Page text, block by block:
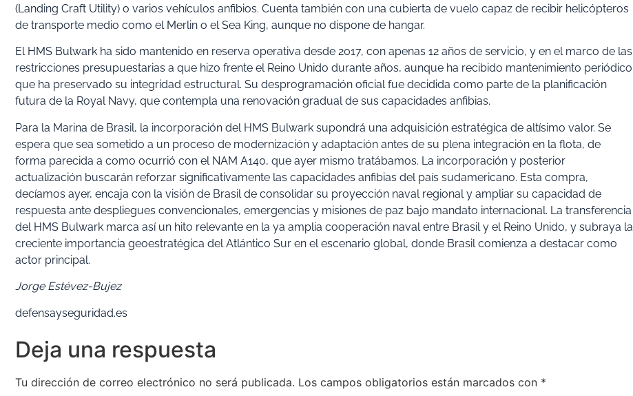
(Landing Craft Utility) o varios vehículos anfibios. Cuenta también con una cubierta de vuelo capaz de recibir helicópteros
de transporte medio como el Merlin o el Sea King, aunque no dispone de hangar.
El HMS Bulwark ha sido mantenido en reserva operativa desde 2017, con apenas 12 años de servicio, y en el marco de las
restricciones presupuestarias a que hizo frente el Reino Unido durante años, aunque ha recibido mantenimiento periódico
que ha preservado su integridad estructural. Su desprogramación oficial fue decidida como parte de la planificación
futura de la Royal Navy, que contempla una renovación gradual de sus capacidades anfibias.
Para la Marina de Brasil, la incorporación del HMS Bulwark supondrá una adquisición estratégica de altísimo valor. Se
espera que sea sometido a un proceso de modernización y adaptación antes de su plena integración en la flota, de
forma parecida a como ocurrió con el NAM A140, que ayer mismo tratábamos. La incorporación y posterior
actualización buscarán reforzar significativamente las capacidades anfibias del país sudamericano. Esta compra,
decíamos ayer, encaja con la visión de Brasil de consolidar su proyección naval regional y ampliar su capacidad de
respuesta ante despliegues convencionales, emergencias y misiones de paz bajo mandato internacional. La transferencia
del HMS Bulwark marca así un hito relevante en la ya amplia cooperación naval entre Brasil y el Reino Unido, y subraya la
creciente importancia geoestratégica del Atlántico Sur en el escenario global, donde Brasil comienza a destacar como
actor principal.
Jorge Estévez-Bujez
defensayseguridad.es
Deja una respuesta
Tu dirección de correo electrónico no será publicada. Los campos obligatorios están marcados con *